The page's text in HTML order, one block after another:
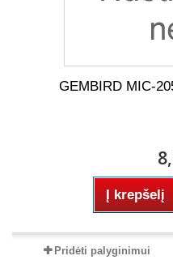
GEMBIRD MIC-
Į krepšelį
Pridėti palyginimui